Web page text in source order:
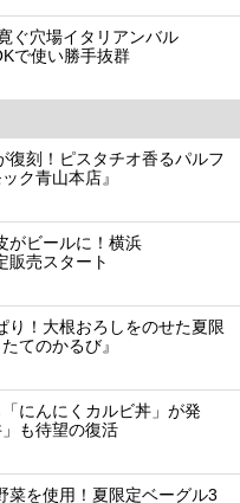
ぐ穴場イタリアンバル
で使い勝手抜群
復刻！ピスタチオ香るパルフ
ク青山本店』
がビールに！横浜
販売スタート
り！大根おろしをのせた夏限
てのかるび』
にんにくカルビ丼」が発
も待望の復活
菜を使用！夏限定ベーグル3